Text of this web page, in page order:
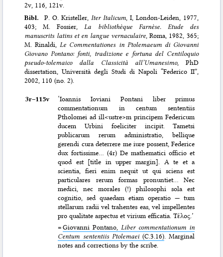
2v, 116, 121v.
Bibl.P. O. Kristeller, Iter Italicum, I, London-Leiden, 1977,
403; M. Fossier, La bibliothèque Farnèse. Etude des
manuscrits latins et en langue vernaculaire, Roma, 1982, 365;
M. Rinaldi, Le Commentationes in Ptolemaeum di Giovanni
Giovano Pontano: fonti, tradizione e fortuna del Centiloquio
pseudo-tolemaico dalla Classicità all’Umanesimo, PhD
dissertation, Università degli Studi di Napoli “Federico II”,
2002, 110 (no. 2).
3r–⁠115v
‘Ioannis Ioviani Pontani liber primus
commentationum in centum sententiis
Ptholomei ad ill<ustre>m principem Federicum
ducem Urbini foeliciter incipit. Tametsi
publicarum rerum administratio, bellique
gerendi cura deterrere me iure possent, Federice
dux fortissime… (4r) De mathematici officio et
quod est [title in upper margin]. A te et a
scientia, fieri enim nequit ut qui sciens est
particulares rerum formas pronuntiet… Nec
medici, nec morales (!) philosophi sola est
cognitio, sed quaedam etiam operatio — tum
stellarum radii vel trahentes eas, vel impellentes
pro qualitate aspectus et virium efficatia. Τέλος.’
=Giovanni Pontano,Liber commentationum in
Centum sententiis Ptolemaei(C.3.16). Marginal
notes and corrections by the scribe.